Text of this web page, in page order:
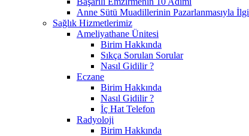
Anne Sütü Muadillerinin Pazarlanmasıyla
Sağlık Hizmetlerimiz
Ameliyathane Ünitesi
Birim Hakkında
Sıkça Sorulan Sorular
Nasıl Gidilir ?
Eczane
Birim Hakkında
Nasıl Gidilir ?
İç Hat Telefon
Radyoloji
Birim Hakkında